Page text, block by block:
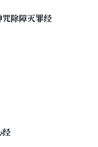
咒除障灭罪经
经